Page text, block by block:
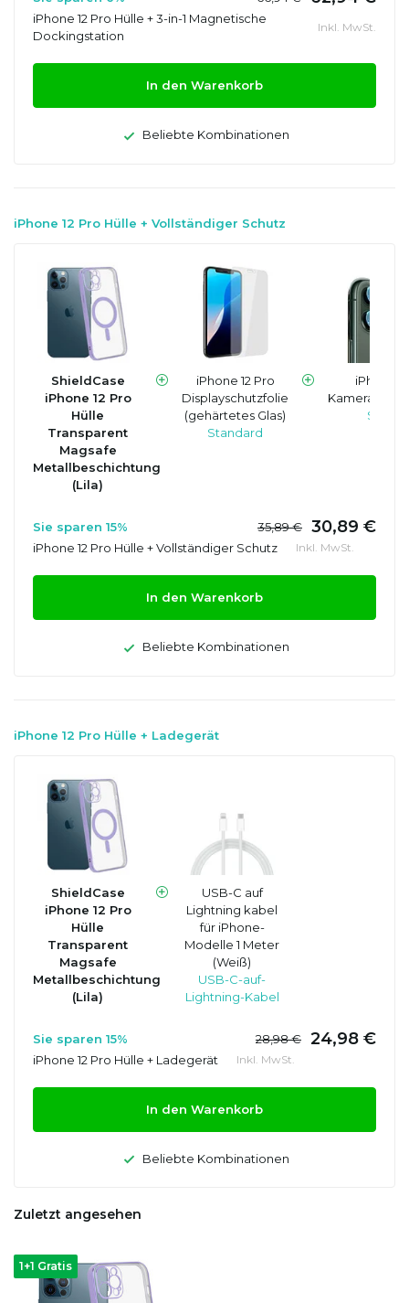
iPhone 12 Pro Hülle + 3-in-1 Magnetische
Dockingstation
Inkl. MwSt.
In den Warenkorb
Beliebte Kombinationen
iPhone 12 Pro Hülle + Vollständiger Schutz
ShieldCase
iPhone 12 Pro
Hülle
Transparent
Magsafe
Metallbeschichtung
(Lila)
iPhone 12 Pro
Displayschutzfolie
(gehärtetes Glas)
Standard
iPhone
Sie sparen 15% 35,89 € 30,89 €
iPhone 12 Pro Hülle + Vollständiger Schutz Inkl. MwSt.
In den Warenkorb
Beliebte Kombinationen
iPhone 12 Pro Hülle + Ladegerät
ShieldCase
iPhone 12 Pro
Hülle
Transparent
Magsafe
Metallbeschichtung
(Lila)
USB-C auf
Lightning kabel
für iPhone-
Modelle 1 Meter
(Weiß)
USB-C-auf-
Lightning-Kabel
Sie sparen 15% 28,98 € 24,98 €
iPhone 12 Pro Hülle + Ladegerät Inkl. MwSt.
In den Warenkorb
Beliebte Kombinationen
Zuletzt angesehen
1+1 Gratis